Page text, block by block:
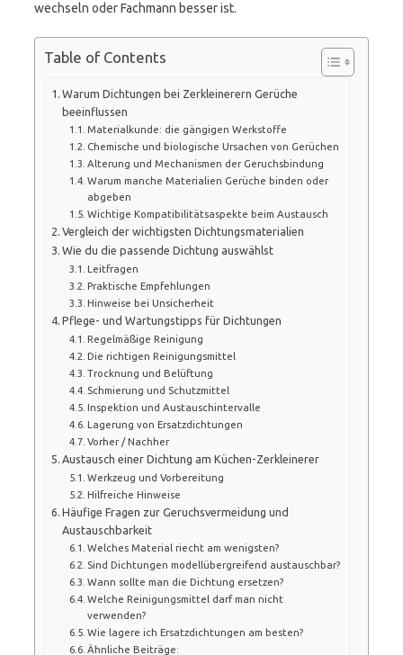
wechseln oder Fachmann besser ist.
Table of Contents
Warum Dichtungen bei Zerkleinerern Gerüche
beeinflussen
Materialkunde: die gängigen Werkstoffe
Chemische und biologische Ursachen von Gerüchen
Alterung und Mechanismen der Geruchsbindung
Warum manche Materialien Gerüche binden oder
abgeben
Wichtige Kompatibilitätsaspekte beim Austausch
Vergleich der wichtigsten Dichtungsmaterialien
Wie du die passende Dichtung auswählst
Leitfragen
Praktische Empfehlungen
Hinweise bei Unsicherheit
Pflege- und Wartungstipps für Dichtungen
Regelmäßige Reinigung
Die richtigen Reinigungsmittel
Trocknung und Belüftung
Schmierung und Schutzmittel
Inspektion und Austauschintervalle
Lagerung von Ersatzdichtungen
Vorher / Nachher
Austausch einer Dichtung am Küchen-Zerkleinerer
Werkzeug und Vorbereitung
Hilfreiche Hinweise
Häufige Fragen zur Geruchsvermeidung und
Austauschbarkeit
Welches Material riecht am wenigsten?
Sind Dichtungen modellübergreifend austauschbar?
Wann sollte man die Dichtung ersetzen?
Welche Reinigungsmittel darf man nicht
verwenden?
Wie lagere ich Ersatzdichtungen am besten?
Ähnliche Beiträge: